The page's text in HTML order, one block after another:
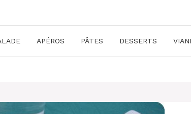
APÉROS PÂTES DESSERTS